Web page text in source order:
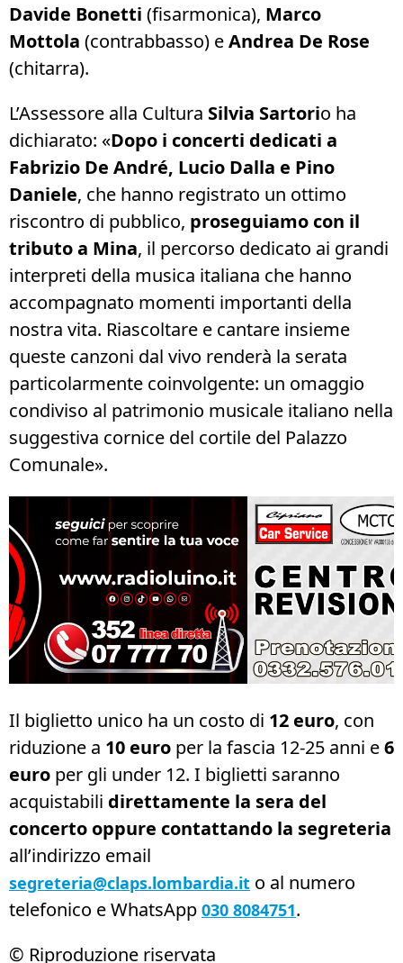
Davide Bonetti (fisarmonica), Marco
Mottola (contrabbasso) eAndrea De Rose
(chitarra).
L’Assessore alla Cultura Silvia Sartorio ha
dichiarato: «Dopo i concerti dedicati a
Fabrizio De André, Lucio Dalla e Pino
Daniele, che hanno registrato un ottimo
riscontro di pubblico, proseguiamo con il
tributo a Mina, il percorso dedicato ai grandi
interpreti della musica italiana che hanno
accompagnato momenti importanti della
nostra vita. Riascoltare e cantare insieme
queste canzoni dal vivo renderà la serata
particolarmente coinvolgente: un omaggio
condiviso al patrimonio musicale italiano nella
suggestiva cornice del cortile del Palazzo
Comunale».
Il biglietto unico ha un costo di 12 euro, con
riduzione a 10 euro per la fascia 12-25 anni e6
euro per gli under 12. I biglietti saranno
acquistabili direttamente la sera del
concerto oppure contattando la segreteria
all’indirizzo email
segreteria@claps.lombardia.it o al numero
telefonico e WhatsApp 030 8084751.
© Riproduzione riservata